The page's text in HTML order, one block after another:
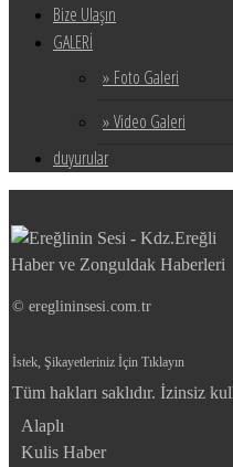
Bize Ulaşın
GALERİ
» Foto Galeri
» Video Galeri
duyurular
© ereglininsesi.com.tr
İstek, Şikayetleriniz İçin Tıklayın
Tüm hakları saklıdır. İzinsiz
Alaplı
Kulis Haber